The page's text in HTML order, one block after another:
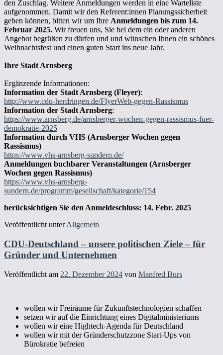
den Zuschlag. Weitere Anmeldungen werden in eine Warteliste
aufgenommen. Damit wir den Referent:innen Planungssicherheit
geben können, bitten wir um Ihre Anmeldungen bis zum 14.
Februar 2025. Wir freuen uns, Sie bei dem ein oder anderen
Angebot begrüßen zu dürfen und und wünschen Ihnen ein schönes
Weihnachtsfest und einen guten Start ins neue Jahr.
Ihre Stadt Arnsberg
Ergänzende Informationen:
Information der Stadt Arnsberg (Fleyer):
http://www.cdu-herdringen.de/FlyerWeb-gegen-Rassismus
Information der Stadt Arnsberg:
https://www.arnsberg.de/arnsberger-wochen-gegen-rassismus-fuer-
demokratie-2025
Information durch VHS (Arnsberger Wochen gegen
Rassismus)
https://www.vhs-arnsberg-sundern.de/
Anmeldungen buchbarer Veranstaltungen (Arnsberger
Wochen gegen Rassismus)
https://www.vhs-arnsberg-
sundern.de/programm/gesellschaft/kategorie/154
berücksichtigen Sie den Anmeldeschluss: 14. Febr. 2025
Veröffentlicht unter Allgemein
CDU-Deutschland – unsere politischen Ziele – für
Gründer und Unternehmen
Veröffentlicht am 22. Dezember 2024 von Manfred Burs
wollen wir Freiräume für Zukunftstechnologien schaffen
setzen wir auf die Einrichtung eines Digitalministeriums
wollen wir eine Hightech-Agenda für Deutschland
wollen wir mit der Gründerschutzzone Start-Ups von
Bürokratie befreien